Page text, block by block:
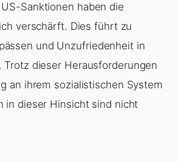
Sanktionen haben die
verschärft. Dies führt zu
und Unzufriedenheit in
Trotz dieser Herausforderungen
an ihrem sozialistischen System
in dieser Hinsicht sind nicht